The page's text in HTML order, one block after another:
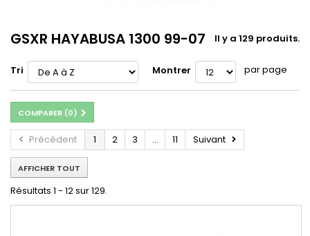
GSXR HAYABUSA 1300 99-07 Il y a 129 produits.
Tri Montrer par page
COMPARER (0)
Précédent 1 2 3 ... 11 Suivant
AFFICHER TOUT
Résultats 1 - 12 sur 129.